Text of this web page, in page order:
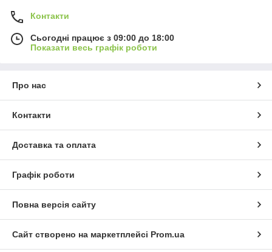
Контакти
Сьогодні працює з 09:00 до 18:00
Показати весь графік роботи
Про нас
Контакти
Доставка та оплата
Графік роботи
Повна версія сайту
Сайт створено на маркетплейсі Prom.ua